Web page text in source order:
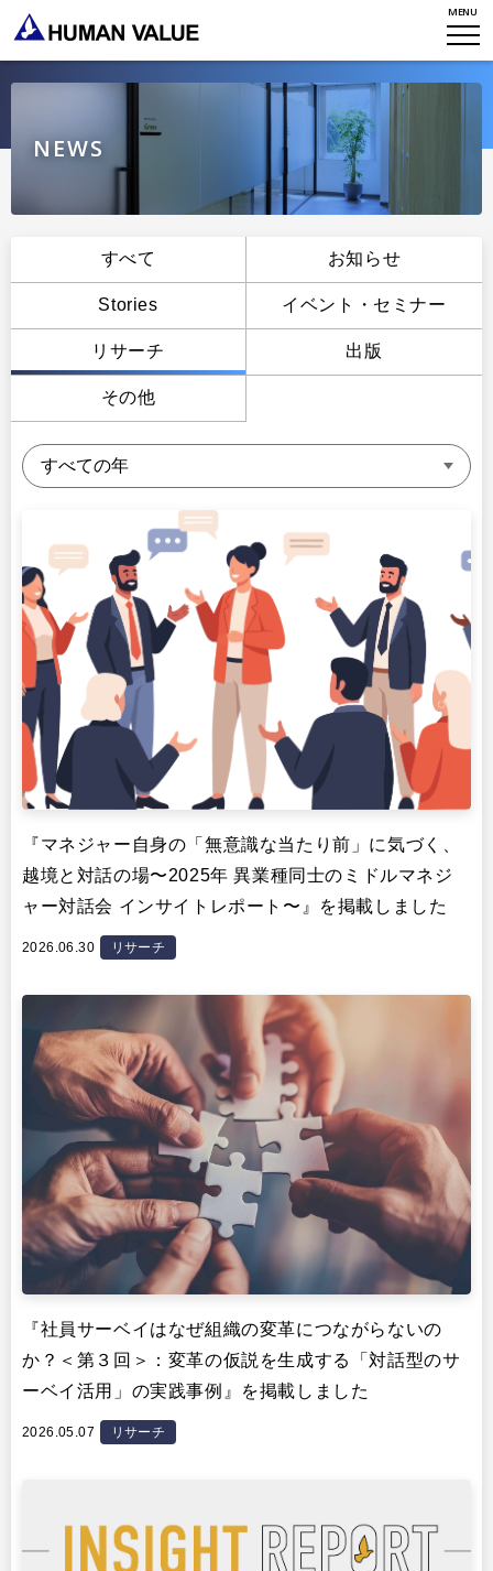
MENU
WHO WE ARE
HVからのメッセージ
研究員紹介
アクセスマップ
ミッション・バリュー
会社からのお知らせ
プライバシーポリシー
採用について
WHAT WE DO
出版
プラクティショナー養成
リサーチ
STORIES
イベント・セミナー
その他
CONTACT
NEWS
すべて お知らせ
Stories イベント・セミナー
リサーチ 出版
その他
『マネジャー自身の「無意識な当たり前」に気づく、
越境と対話の場〜2025年 異業種同士のミドルマネジ
ャー対話会 インサイトレポート〜』を掲載しました
2026.06.30 リサーチ
『社員サーベイはなぜ組織の変革につながらないの
か？＜第３回＞：変革の仮説を生成する「対話型のサ
ーベイ活用」の実践事例』を掲載しました
2026.05.07 リサーチ